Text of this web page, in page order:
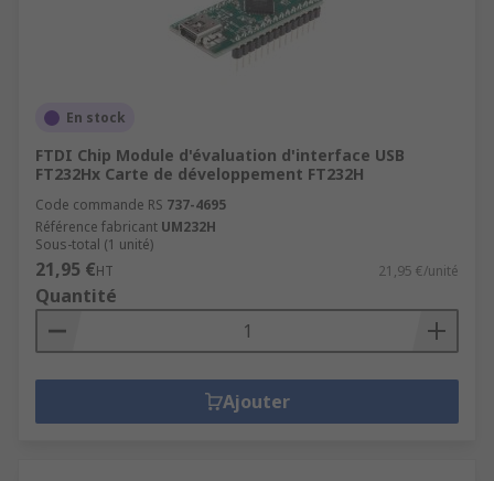
En stock
FTDI Chip Module d'évaluation d'interface USB
FT232Hx Carte de développement FT232H
Code commande RS 737-4695
Référence fabricant UM232H
Sous-total (1 unité)
21,95 €HT 21,95 €/unité
Quantité
Ajouter